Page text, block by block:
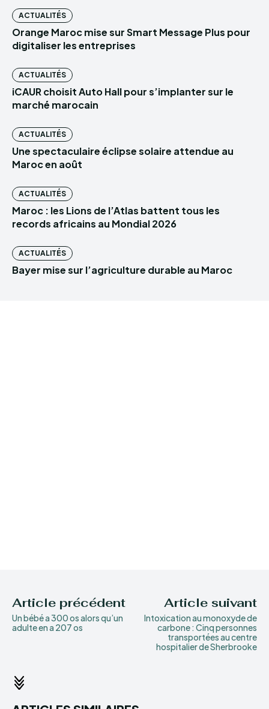
ACTUALITÉS
Orange Maroc mise sur Smart Message Plus pour
digitaliser les entreprises
ACTUALITÉS
iCAUR choisit Auto Hall pour s’implanter sur le
marché marocain
ACTUALITÉS
Une spectaculaire éclipse solaire attendue au
Maroc en août
ACTUALITÉS
Maroc : les Lions de l’Atlas battent tous les
records africains au Mondial 2026
ACTUALITÉS
Bayer mise sur l’agriculture durable au Maroc
Article précédent
Un bébé a 300 os alors qu’un
adulte en a 207 os
Article suivant
Intoxication au monoxyde de
carbone : Cinq personnes
transportées au centre
hospitalier de Sherbrooke